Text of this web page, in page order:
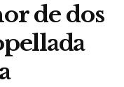
de dos